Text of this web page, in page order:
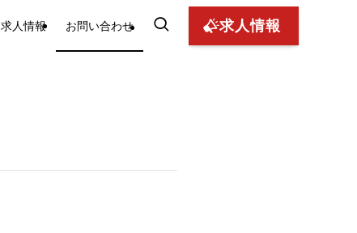
求人情報 お問い合わせ 求人情報